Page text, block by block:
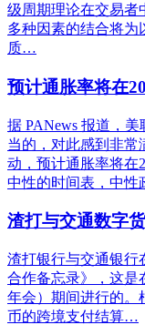
级周期理论在交易者
多种因素的结合将为
质…
预计通胀率将在
据 PANews 报道，
当的，对此感到非常
动，预计通胀率将在
中性的时间表，中
渣打与交通数字
渣打银行与交通银行
合作备忘录》，这是
年会）期间进行的。
币的跨境支付结算…